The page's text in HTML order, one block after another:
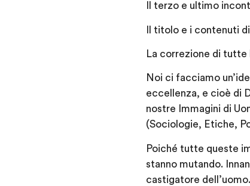
Il terzo e ultimo
Il titolo e i contenuti
La correzione di tutte
Noi ci facciamo
eccellenza, e cioè di
nostre Immagini di
(Sociologie, Etiche,
Poiché tutte queste
stanno mutando.
castigatore